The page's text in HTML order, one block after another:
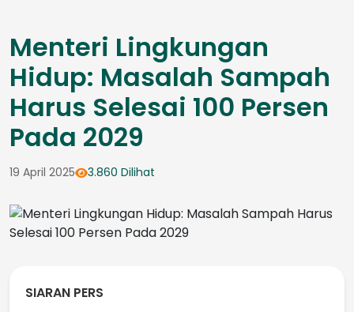
Menteri Lingkungan
Hidup: Masalah Sampah
Harus Selesai 100 Persen
Pada 2029
19 April 2025 3.860 Dilihat
SIARAN PERS